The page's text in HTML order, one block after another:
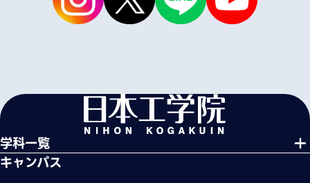
学科一覧
キャンパス